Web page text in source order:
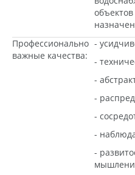
Профессионально
важные качества:
-
-
-
-
-
-
-